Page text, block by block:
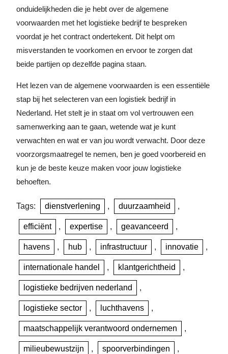
onduidelijkheden die je hebt over de algemene
voorwaarden met het logistieke bedrijf te bespreken
voordat je het contract ondertekent. Dit helpt om
misverstanden te voorkomen en ervoor te zorgen dat
beide partijen op dezelfde pagina staan.
Het lezen van de algemene voorwaarden is een essentiële
stap bij het selecteren van een logistiek bedrijf in
Nederland. Het stelt je in staat om vol vertrouwen een
samenwerking aan te gaan, wetende wat je kunt
verwachten en wat er van jou wordt verwacht. Door deze
voorzorgsmaatregel te nemen, ben je goed voorbereid en
kun je de beste keuze maken voor jouw logistieke
behoeften.
Tags: dienstverlening , duurzaamheid ,
efficiënt , expertise , geavanceerd ,
havens , hub , infrastructuur , innovatie ,
internationale handel , klantgerichtheid ,
logistieke bedrijven nederland ,
logistieke sector , luchthavens ,
maatschappelijk verantwoord ondernemen ,
milieubewustzijn , spoorverbindingen ,